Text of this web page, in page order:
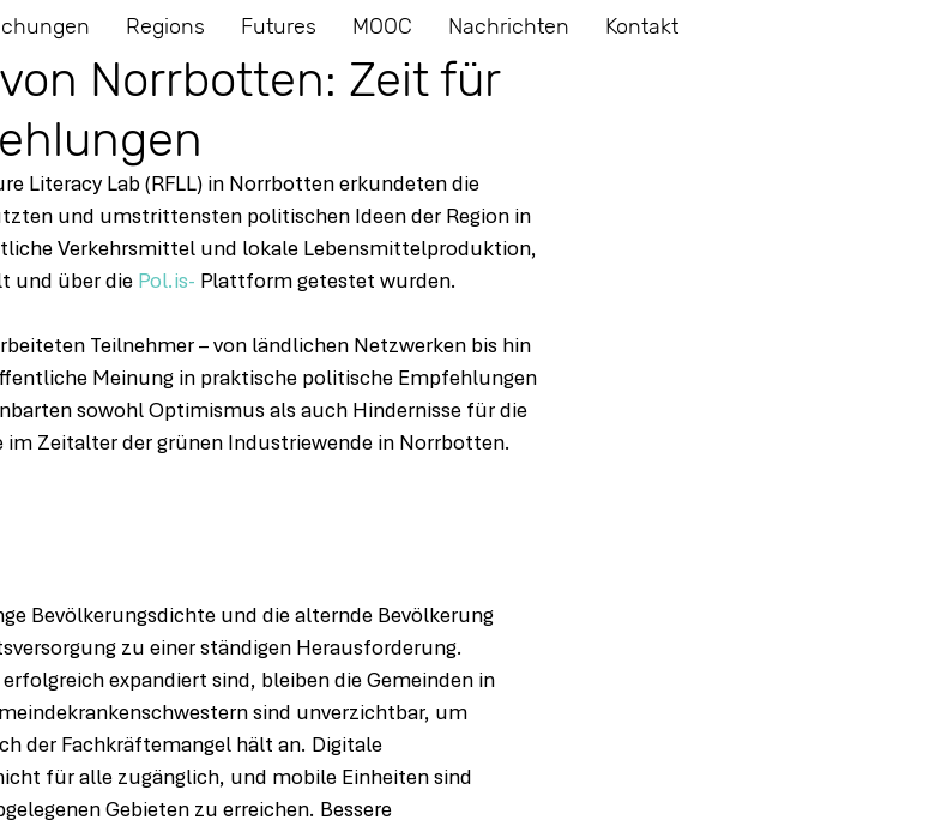
Regions Futures MOOC Nachrichten Kontakt
Norrbotten: Zeit für
Literacy Lab (RFLL) in Norrbotten erkundeten die
und umstrittensten politischen Ideen der Region in
Verkehrsmittel und lokale Lebensmittelproduktion,
und über die Pol.is- Plattform getestet wurden.
Teilnehmer – von ländlichen Netzwerken bis hin
Meinung in praktische politische Empfehlungen
sowohl Optimismus als auch Hindernisse für die
Zeitalter der grünen Industriewende in Norrbotten.
Bevölkerungsdichte und die alternde Bevölkerung
zu einer ständigen Herausforderung.
expandiert sind, bleiben die Gemeinden in
sind unverzichtbar, um
der Fachkräftemangel hält an. Digitale
für alle zugänglich, und mobile Einheiten sind
Gebieten zu erreichen. Bessere